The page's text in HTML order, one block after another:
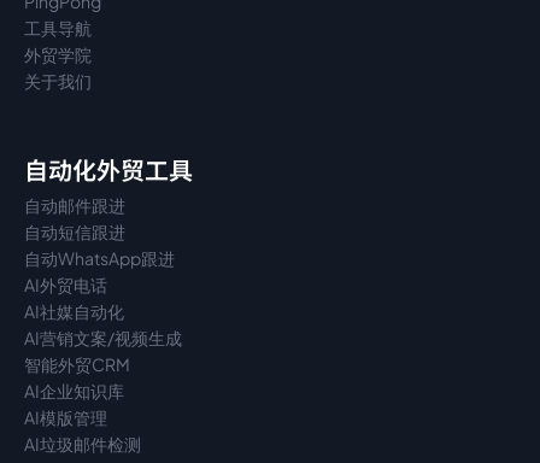
工具导航
外贸学院
关于我们
自动化外贸工具
自动邮件跟进
自动短信跟进
自动WhatsApp跟进
AI外贸电话
AI社媒自动化
AI营销文案/视频生成
智能外贸CRM
AI企业知识库
AI模版管理
AI垃圾邮件检测